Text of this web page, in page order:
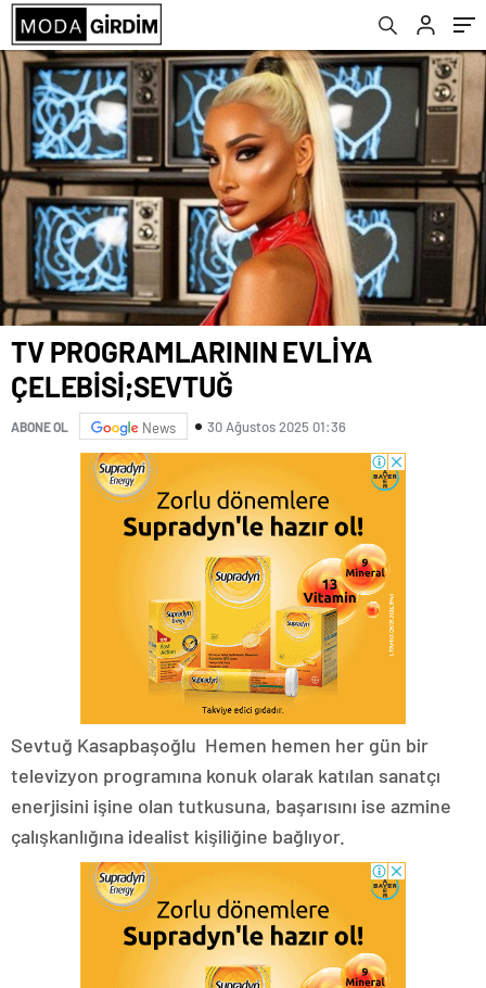
TV PROGRAMLARININ EVLİYA
ÇELEBİSİ;SEVTUĞ
ABONE OL News 30 Ağustos 2025 01:36
Sevtuğ Kasapbaşoğlu Hemen hemen her gün bir
televizyon programına konuk olarak katılan sanatçı
enerjisini işine olan tutkusuna, başarısını ise azmine
çalışkanlığına idealist kişiliğine bağlıyor.